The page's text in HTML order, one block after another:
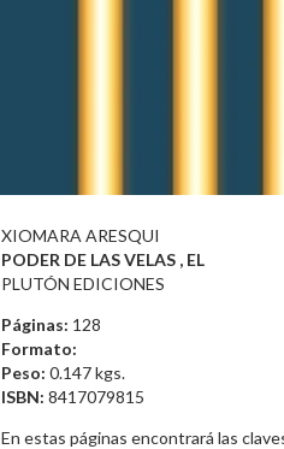
XIOMARA ARESQUI
PODER DE LAS VELAS , EL
PLUTÓN EDICIONES
Páginas: 128
Formato:
Peso: 0.147 kgs.
ISBN: 8417079815
En estas páginas encontrará las